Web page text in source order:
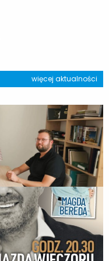
więcej aktualności